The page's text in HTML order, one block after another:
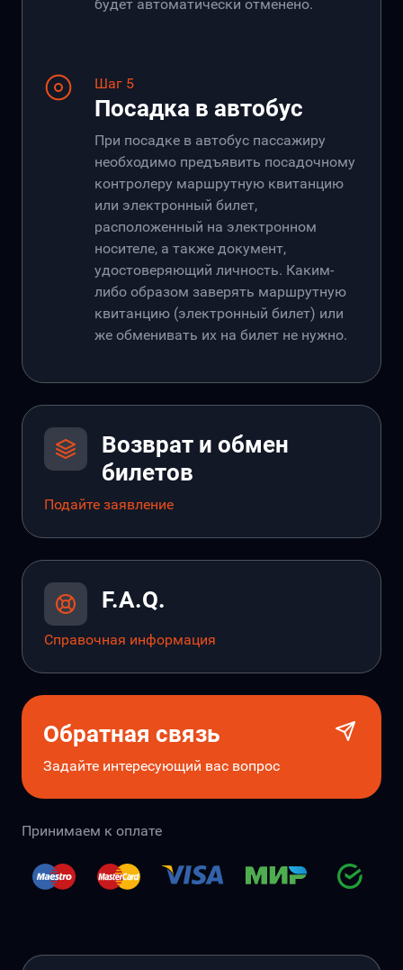
будет автоматически отменено.
Шаг 5
Посадка в автобус
При посадке в автобус пассажиру
необходимо предъявить посадочному
контролеру маршрутную квитанцию
или электронный билет,
расположенный на электронном
носителе, а также документ,
удостоверяющий личность. Каким-
либо образом заверять маршрутную
квитанцию (электронный билет) или
же обменивать их на билет не нужно.
Возврат и обмен
билетов
Подайте заявление
F.A.Q.
Справочная информация
Обратная связь
Задайте интересующий вас вопрос
Принимаем к оплате